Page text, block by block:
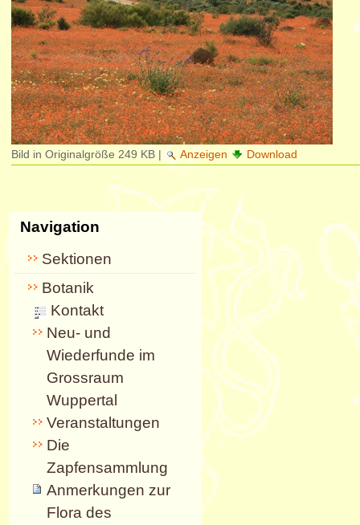
Bild in Originalgröße 249 KB| Anzeigen Download
Navigation
Sektionen
Botanik
Kontakt
Neu- und
Wiederfunde im
Grossraum
Wuppertal
Veranstaltungen
Die
Zapfensammlung
Anmerkungen zur
Flora des